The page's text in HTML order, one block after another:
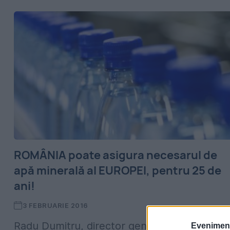
ROMÂNIA poate asigura necesarul de
apă minerală al EUROPEI, pentru 25 de
ani!
3 FEBRUARIE 2016
Radu Dumitru, director general al Societăţii